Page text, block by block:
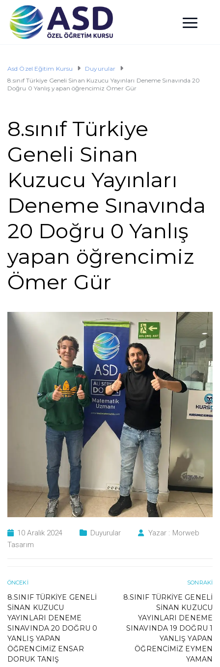
Asd Özel Eğitim Kursu
Duyurular
8.sınıf Türkiye Geneli Sinan Kuzucu Yayınları Deneme Sınavında 20
Doğru 0 Yanlış yapan öğrencimiz Ömer Gür
8.sınıf Türkiye
Geneli Sinan
Kuzucu Yayınları
Deneme Sınavında
20 Doğru 0 Yanlış
yapan öğrencimiz
Ömer Gür
10 Aralık 2024 Duyurular Yazar : Morweb
Tasarım
ÖNCEKI
8.SINIF TÜRKIYE GENELI
SINAN KUZUCU
YAYINLARI DENEME
SINAVINDA 20 DOĞRU 0
YANLIŞ YAPAN
ÖĞRENCIMIZ ENSAR
DORUK TANIŞ
SONRAKI
8.SINIF TÜRKIYE GENELI
SINAN KUZUCU
YAYINLARI DENEME
SINAVINDA 19 DOĞRU 1
YANLIŞ YAPAN
ÖĞRENCIMIZ EYMEN
YAMAN